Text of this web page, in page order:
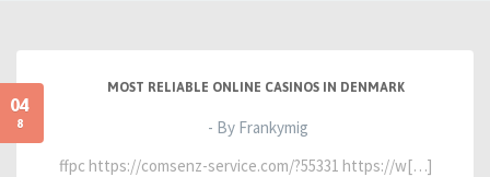
04
8
MOST RELIABLE ONLINE CASINOS IN DENMARK
- By Frankymig
ffpc https://comsenz-service.com/?55331 https://w[…]